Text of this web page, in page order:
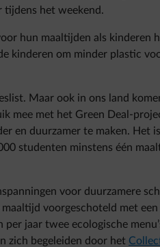
tijdens het weekend.
hun maaltijden als kinderen
kinderen om minder plastic
Maar ook in ons land
mee met het Green Deal-
en duurzamer te maken. Het
studenten minstens één
voor duurzamere
voorgeschoteld met
jaar twee ecologische
zich begeleiden door het